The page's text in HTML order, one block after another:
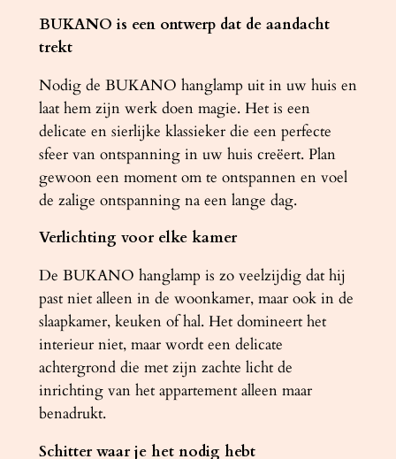
N
O
a
a
n
t
a
l
BUKANO is een ontwerp dat de aandacht
trekt
Nodig de BUKANO hanglamp uit in uw huis en
laat hem zijn werk doen magie. Het is een
delicate en sierlijke klassieker die een perfecte
sfeer van ontspanning in uw huis creëert. Plan
gewoon een moment om te ontspannen en voel
de zalige ontspanning na een lange dag.
Verlichting voor elke kamer
De BUKANO hanglamp is zo veelzijdig dat hij
past niet alleen in de woonkamer, maar ook in de
slaapkamer, keuken of hal. Het domineert het
interieur niet, maar wordt een delicate
achtergrond die met zijn zachte licht de
inrichting van het appartement alleen maar
benadrukt.
Schitter waar je het nodig hebt